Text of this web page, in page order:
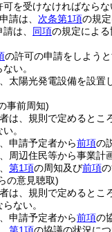
を受けなければならな
請は、 次条第1項の規
は、 同項の規定による
の許可の申請をしよう
い。
太陽光発電設備を設置
事前周知)
は、規則で定めるとこ
。
申請予定者から前項の
周辺住民等から事業計
第1項の周知及び前項
の意見聴取)
は、規則で定めるとこ
ない。
申請予定者から前項の